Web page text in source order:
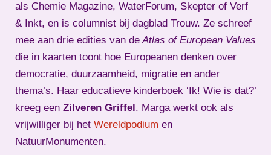
als Chemie Magazine, WaterForum, Skepter of Verf
& Inkt, en is columnist bij dagblad Trouw. Ze schreef
mee aan drie edities van deAtlas of European Values
die in kaarten toont hoe Europeanen denken over
democratie, duurzaamheid, migratie en ander
thema’s. Haar educatieve kinderboek ‘Ik! Wie is dat?’
kreeg een Zilveren Griffel . Marga werkt ook als
vrijwilliger bij het Wereldpodium en
NatuurMonumenten.